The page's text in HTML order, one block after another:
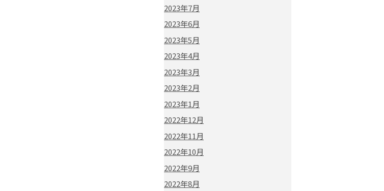
2023年7月
2023年6月
2023年5月
2023年4月
2023年3月
2023年2月
2023年1月
2022年12月
2022年11月
2022年10月
2022年9月
2022年8月